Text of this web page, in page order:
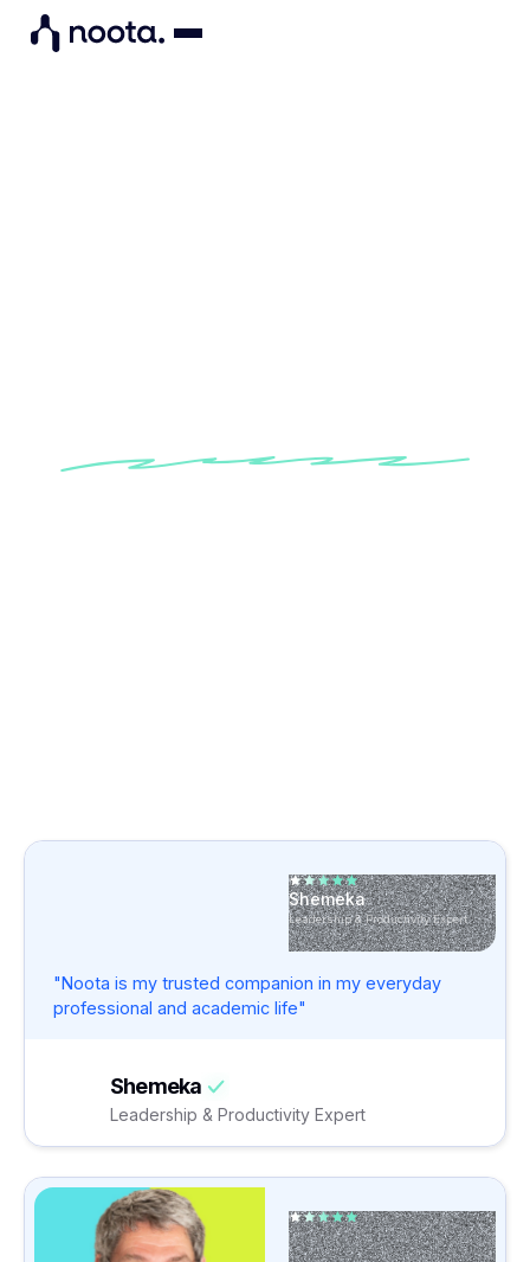
Shemeka
Leadership & Productivity Expert
"Noota is my trusted companion in my everyday
professional and academic life"
Shemeka
Leadership & Productivity Expert